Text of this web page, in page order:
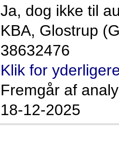
Ja, dog ikke til
KBA, Glostrup
38632476
Klik for
Fremgår af
18-12-2025